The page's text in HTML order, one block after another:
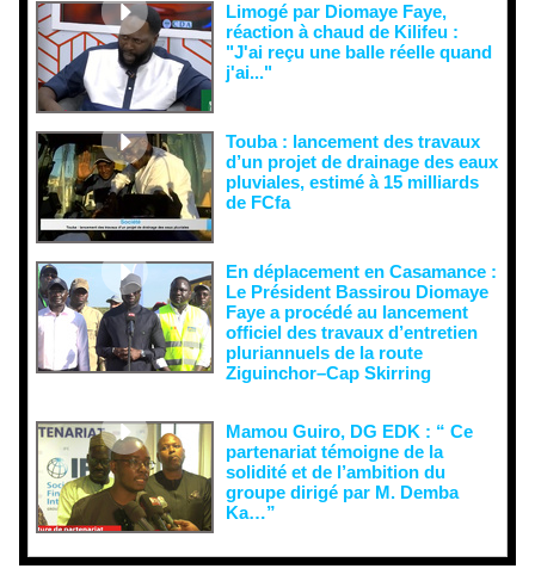
Limogé par Diomaye Faye,
réaction à chaud de Kilifeu :
"J'ai reçu une balle réelle quand
j'ai..."
Touba : lancement des travaux
d’un projet de drainage des eaux
pluviales, estimé à 15 milliards
de FCfa ‎
En déplacement en Casamance :
Le Président Bassirou Diomaye
Faye a procédé au lancement
officiel des travaux d’entretien
pluriannuels de la route
Ziguinchor–Cap Skirring
Mamou Guiro, DG EDK : “ Ce
partenariat témoigne de la
solidité et de l’ambition du
groupe dirigé par M. Demba
Ka…”